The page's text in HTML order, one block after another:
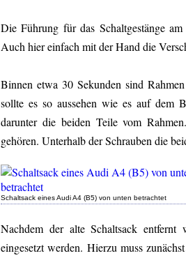
Die Führung für das Schaltgestänge
Auch hier einfach mit der Hand die
Binnen etwa 30 Sekunden sind
sollte es so aussehen wie es auf dem
darunter die beiden Teile vom
gehören. Unterhalb der Schrauben die
Schaltsack eines Audi A4 (B5) von unten betrachtet
Nachdem der alte Schaltsack
eingesetzt werden. Hierzu muss